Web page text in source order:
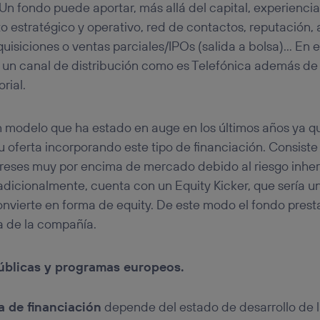
fondo puede aportar, más allá del capital,
estratégico y operativo, red de contactos, reputación,
o ventas parciales/IPOs (salida a bolsa)… En
canal de distribución como es Telefónica además
modelo que ha estado en auge en los últimos años ya
oferta incorporando este tipo de financiación.
muy por encima de mercado debido al riesgo
cuenta con un Equity Kicker, que sería
en forma de equity. De este modo el fondo
de la compañía.
y programas europeos.
de financiación depende del estado de desarrollo de